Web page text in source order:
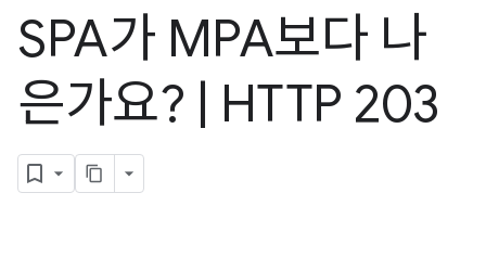
SPA가 MPA보다 나
은가요?
HTTP 203